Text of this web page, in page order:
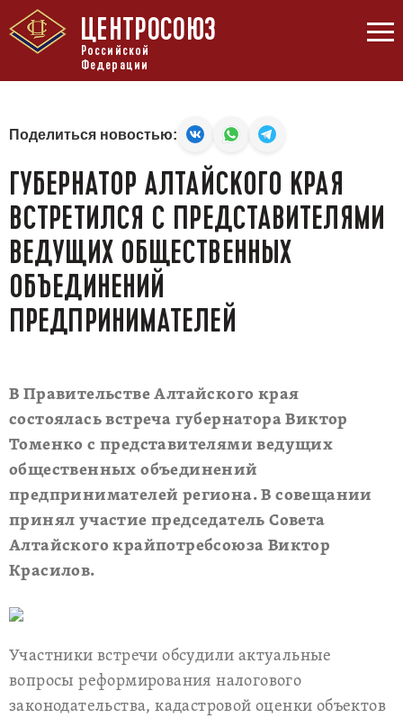
ЦЕНТРОСОЮЗ
Российской
Федерации
Поделиться новостью:
ГУБЕРНАТОР АЛТАЙСКОГО КРАЯ
ВСТРЕТИЛСЯ С ПРЕДСТАВИТЕЛЯМИ
ВЕДУЩИХ ОБЩЕСТВЕННЫХ
ОБЪЕДИНЕНИЙ
ПРЕДПРИНИМАТЕЛЕЙ
В Правительстве Алтайского края
состоялась встреча губернатора Виктор
Томенко с представителями ведущих
общественных объединений
предпринимателей региона. В совещании
принял участие председатель Совета
Алтайского крайпотребсоюза Виктор
Красилов.
Участники встречи обсудили актуальные
вопросы реформирования налогового
законодательства, кадастровой оценки объектов